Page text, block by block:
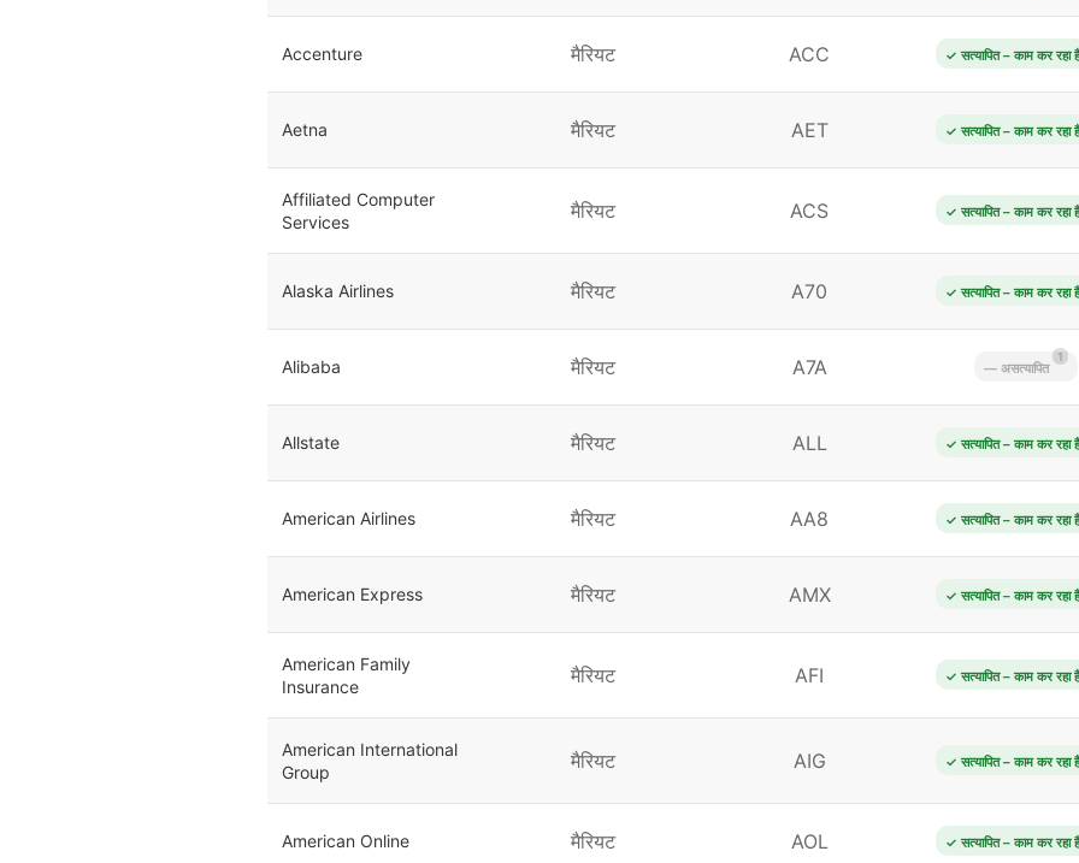
Accenture मैरियट ACC ✓ सत्यापित – काम कर रहा है
Aetna मैरियट AET ✓ सत्यापित – काम कर रहा है
Affiliated Computer
Services
मैरियट ACS ✓ सत्यापित – काम कर रहा है
Alaska Airlines मैरियट A70 ✓ सत्यापित – काम कर रहा है
Alibaba मैरियट A7A — असत्यापित
1
Allstate मैरियट ALL ✓ सत्यापित – काम कर रहा है
American Airlines मैरियट AA8 ✓ सत्यापित – काम कर रहा है
American Express मैरियट AMX ✓ सत्यापित – काम कर रहा है
American Family
Insurance
मैरियट AFI ✓ सत्यापित – काम कर रहा है
American International
Group
मैरियट AIG ✓ सत्यापित – काम कर रहा है
American Online मैरियट AOL ✓ सत्यापित – काम कर रहा है